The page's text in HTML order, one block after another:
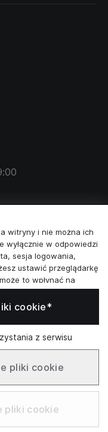
witryny i nie można ich
wyłącznie w odpowiedzi
sesja logowania,
ustawić przeglądarkę
to wpłynąć na
naszych partnerów
przez nich
zainteresowań, a
Jeśli nie zezwolisz
cookie*
z serwisu
pliki cookie
pliki cookie